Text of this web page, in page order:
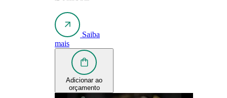
Saiba
mais
Adicionar ao
orçamento